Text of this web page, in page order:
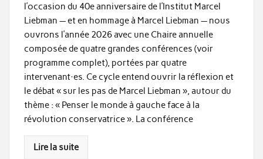
l’occasion du 40e anniversaire de l’Institut Marcel
Liebman — et en hommage à Marcel Liebman — nous
ouvrons l’année 2026 avec une Chaire annuelle
composée de quatre grandes conférences (voir
programme complet), portées par quatre
intervenant·es. Ce cycle entend ouvrir la réflexion et
le débat « sur les pas de Marcel Liebman », autour du
thème : « Penser le monde à gauche face à la
révolution conservatrice ». La conférence
Lire la suite